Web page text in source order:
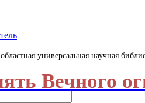
универсальная научная
Вечного